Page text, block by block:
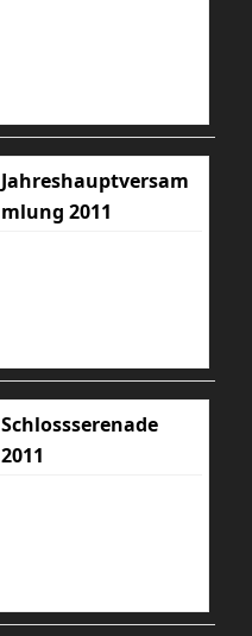
Jahreshauptversam
mlung 2011
Schlossserenade
2011